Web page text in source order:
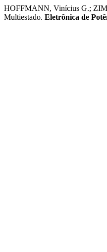
HOFFMANN, Vinícius G.;
Multiestado. Eletrônica de